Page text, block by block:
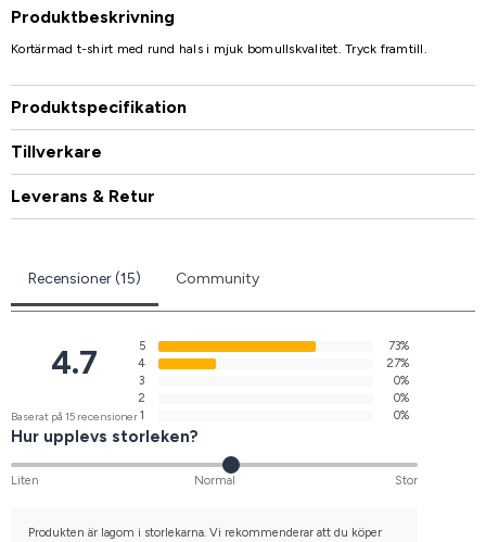
Produktbeskrivning
Kortärmad t-shirt med rund hals i mjuk bomullskvalitet. Tryck framtill.
Produktspecifikation
Tillverkare
Leverans & Retur
Recensioner (15) Community
4.7
Baserat på 15 recensioner
5
73%
4
27%
3
0%
2
0%
1
0%
Hur upplevs storleken?
Liten Normal Stor
Produkten är lagom i storlekarna. Vi rekommenderar att du köper